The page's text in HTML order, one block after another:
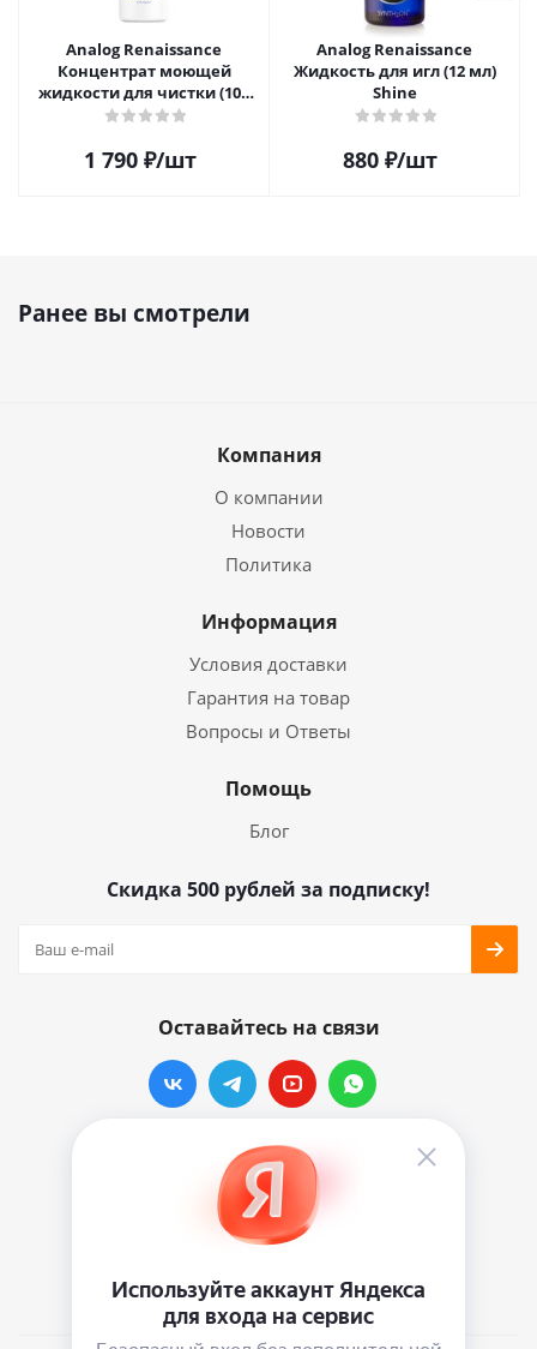
Analog Renaissance
Концентрат моющей
жидкости для чистки (100
мл)
1 790₽/шт
Analog Renaissance
Жидкость для игл (12 мл)
Shine
880 ₽/шт
Ранее вы смотрели
Компания
О компании
Новости
Политика
Информация
Условия доставки
Гарантия на товар
Вопросы и Ответы
Помощь
Блог
Скидка 500 рублей за подписку!
Оставайтесь на связи
Наши контакты
info@vinylmarkt.ru